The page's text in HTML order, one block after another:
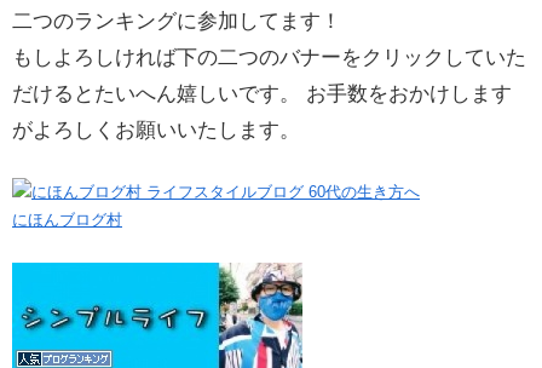
二つのランキングに参加してます！
もしよろしければ下の二つのバナーをクリックしていた
だけるとたいへん嬉しいです。 お手数をおかけします
がよろしくお願いいたします。
にほんブログ村